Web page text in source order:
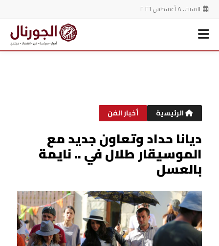
السبت، ٨ أغسطس ٢٠٢٦
الرئيسية أخبار الفن
ديانا حداد وتعاون جديد مع
الموسيقار طلال في .. نايمة
بالعسل